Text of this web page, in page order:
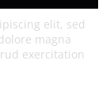
elit, sed
magna
exercitation